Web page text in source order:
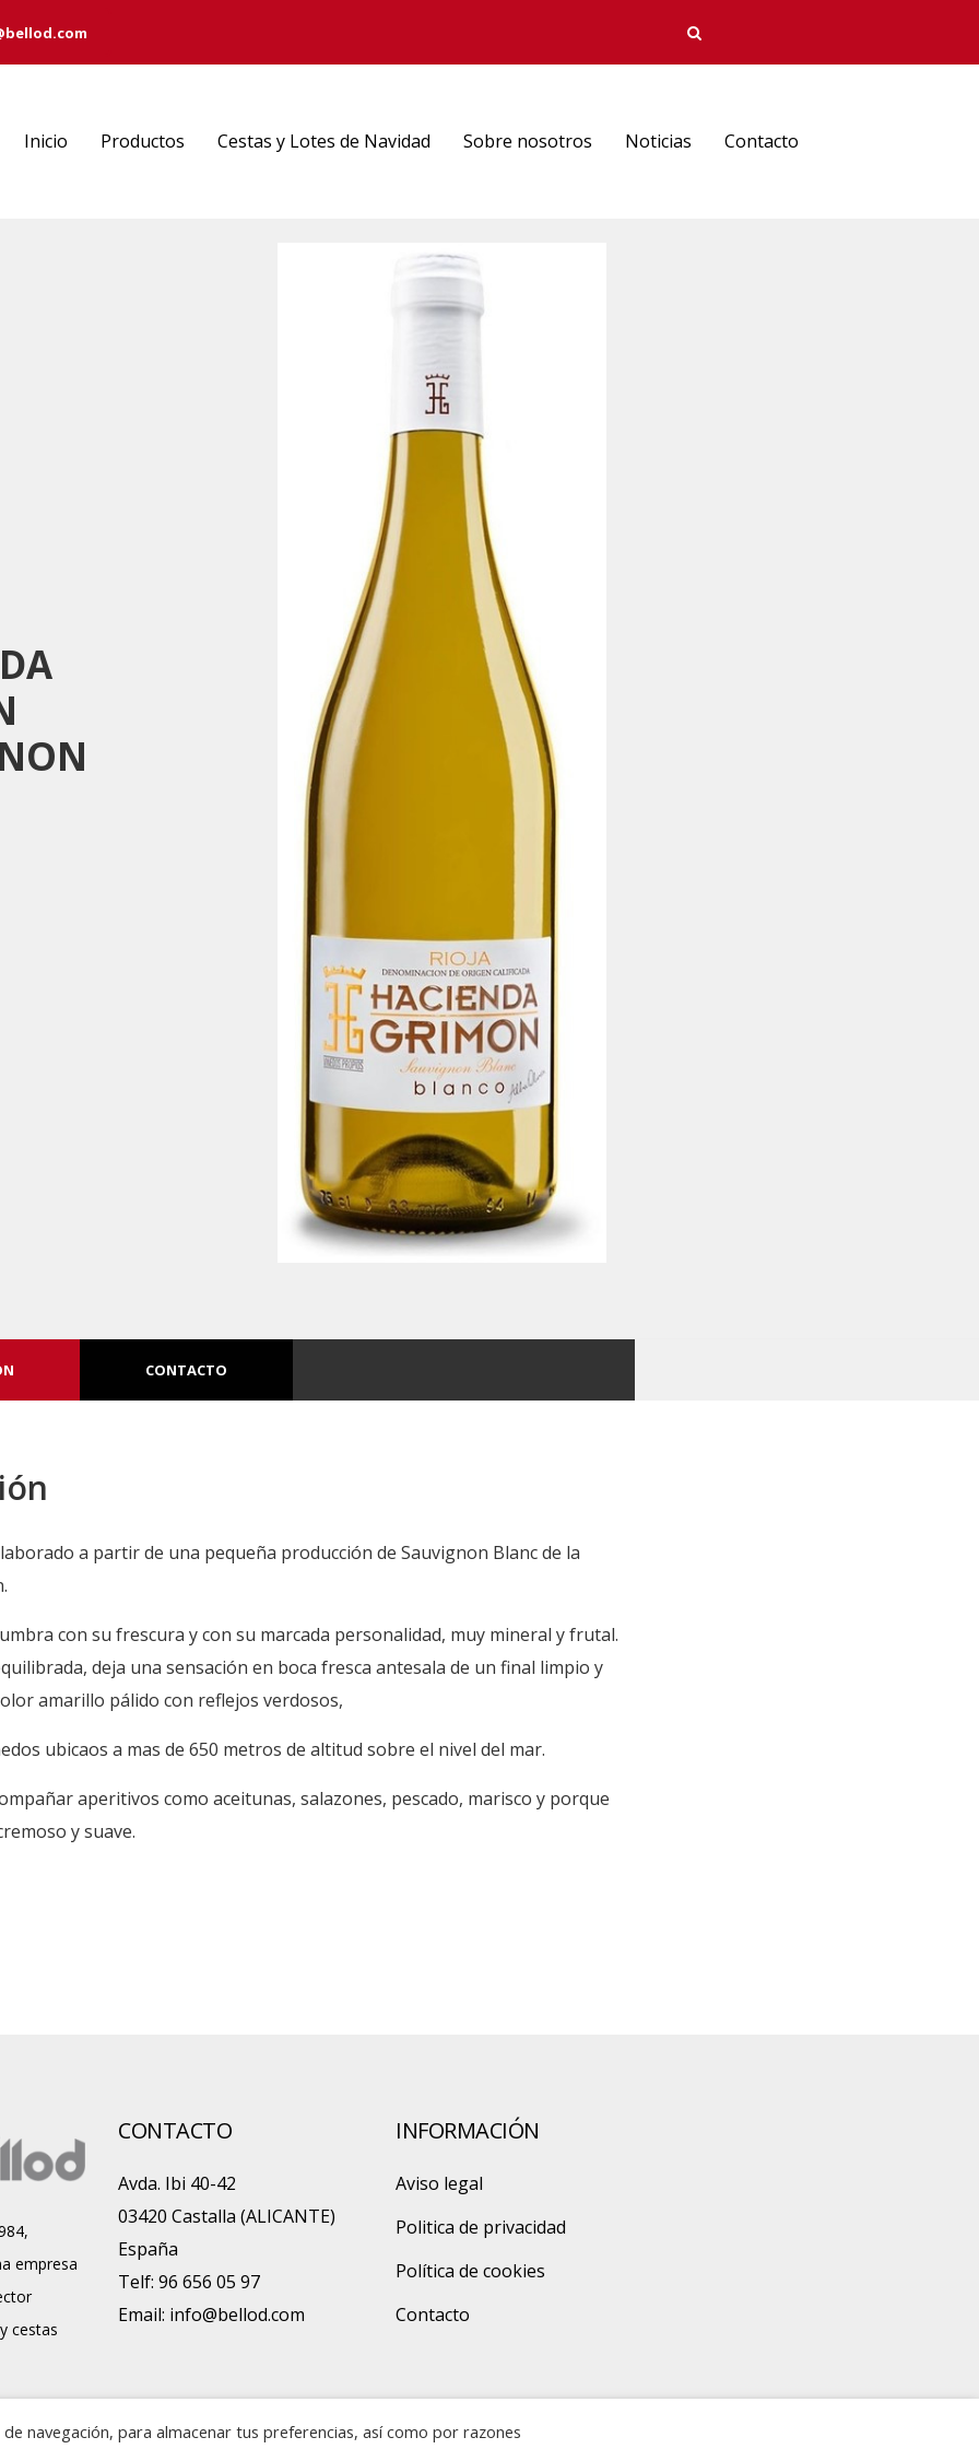
Inicio Productos Cestas y Lotes de Navidad Sobre nosotros Noticias Contacto
CONTACTO
a partir de una pequeña producción de Sauvignon Blanc de la
con su frescura y con su marcada personalidad, muy mineral y frutal.
deja una sensación en boca fresca antesala de un final limpio y
amarillo pálido con reflejos verdosos,
ubicaos a mas de 650 metros de altitud sobre el nivel del mar.
aperitivos como aceitunas, salazones, pescado, marisco y porque
y suave.
empresa
cestas
CONTACTO
Avda. Ibi 40-42
03420 Castalla (ALICANTE)
España
Telf: 96 656 05 97
Email: info@bellod.com
INFORMACIÓN
Aviso legal
Politica de privacidad
Política de cookies
Contacto
navegación, para almacenar tus preferencias, así como por razones